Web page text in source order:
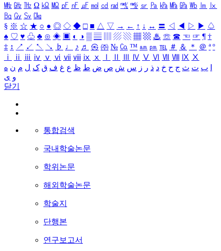
㎒ ㎓ ㎔ Ω ㏀ ㏁ ㎊ ㎋ ㎌ ㏖ ㏅ ㎭ ㎮ ㎯ ㏛ ㎩ ㎪ ㎫ ㎬ ㏝ ㏐
㏓
㏃ ㏉ ㏜ ㏆
§ ※ ☆ ★ ○ ● ◎ ◇ ◆ □ ■ △ ▽ → ← ↑ ↓ ↔ 〓 ◁ ◀ ▷ ▶ ♤
♠ ♡ ♥ ♧ ♣ ⊙ ◈ ▣ ◐ ◑ ▒ ▤ ▨ ▧ ▦ ▩ ♨ ☏ ☎ ☜ ☞ ¶ †
‡ ↕ ↗ ↙ ↖ ↘ ♭ ♩ ♪ ♬ ㉿ ㈜ № ㏇ ™ ㏂ ㏘ ℡ ＃ ＆ ＊ ＠ ª º
ⅰ
ⅱ ⅲ ⅳ ⅴ ⅵ ⅶ ⅷ ⅸ ⅹ Ⅳ Ⅴ Ⅵ Ⅶ Ⅷ Ⅸ Ⅹ
ب ت ث ج ح خ د ذ ر ز س ش ص ض ط ظ ع غ ف ق ک ل م ن ه
و ی
닫기
통합검색
국내학술논문
학위논문
해외학술논문
학술지
단행본
연구보고서